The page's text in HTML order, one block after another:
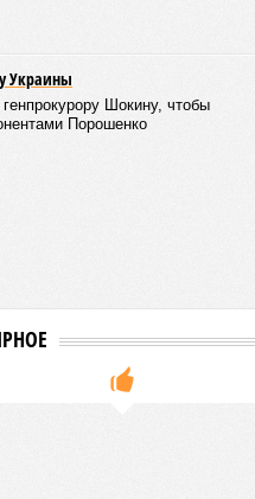
а очередными
профильных порталах
по-прежнему не видно
неизбежно возникает
ввода в декларацию,
с реальным положением
больше всего ждут
Попытки Запада
Астану назвали
бесперспективными